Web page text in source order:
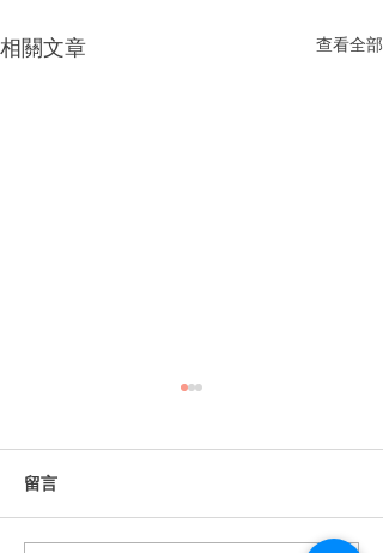
相關文章 查看全部
留言